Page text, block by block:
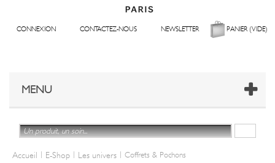
CONNEXION CONTACTEZ-NOUS NEWSLETTER PANIER(VIDE)
MENU
Accueil | E-Shop | Les univers | Coffrets & Pochons